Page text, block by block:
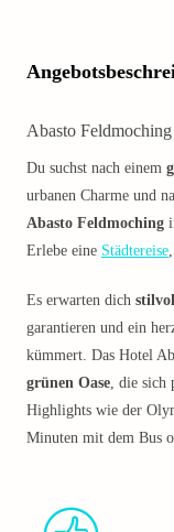
Abasto Feldmoching
Du suchst nach einem
urbanen Charme und
Abasto Feldmoching
Erlebe eine Städtereise
Es erwarten dich
garantieren und ein
kümmert. Das Hotel
grünen Oase, die sich
Highlights wie der
Minuten mit dem Bus